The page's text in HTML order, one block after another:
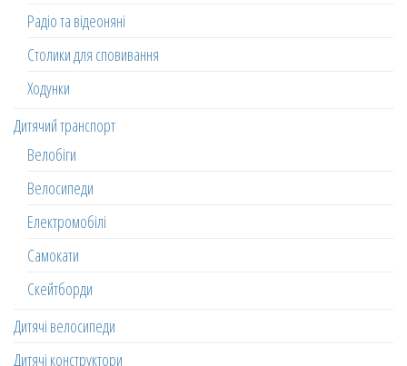
Радіо та відеоняні
Столики для сповивання
Ходунки
Дитячий транспорт
Велобіги
Велосипеди
Електромобілі
Самокати
Скейтборди
Дитячі велосипеди
Дитячі конструктори